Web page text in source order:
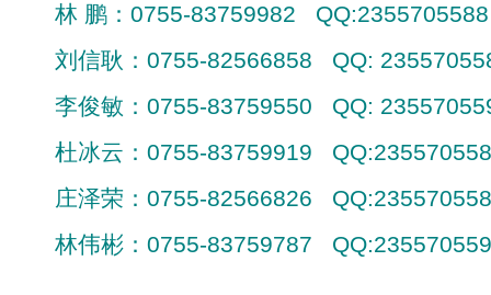
林 鹏： 0755-83759982 QQ:2355705588
刘信耿： 0755-82566858 QQ:
李俊敏： 0755-83759550 QQ:
杜冰云： 0755-83759919
庄泽荣： 0755-82566826
林伟彬： 0755-83759787